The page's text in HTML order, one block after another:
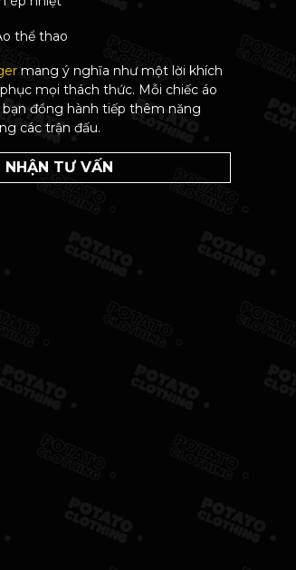
thể thao
mang ý nghĩa như một lời khích
mọi thách thức. Mỗi chiếc áo
đồng hành tiếp thêm năng
các trận đấu.
NHẬN TƯ VẤN